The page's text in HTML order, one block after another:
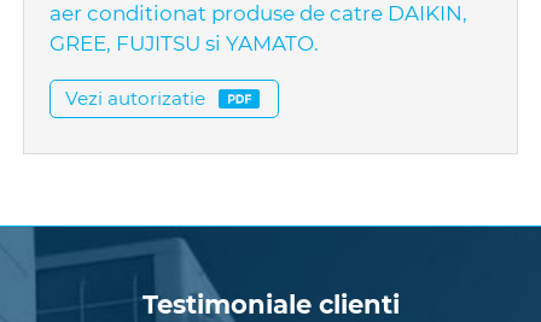
aer conditionat produse de catre DAIKIN,
GREE, FUJITSU si YAMATO.
Vezi autorizatie
Testimoniale clienti